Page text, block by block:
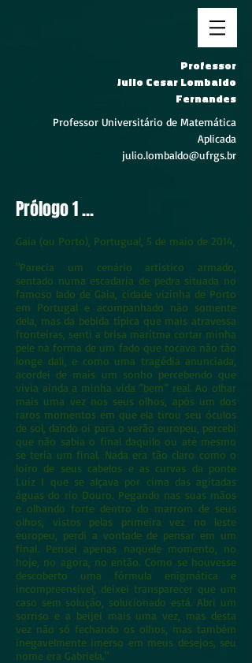
Professor
Julio Cesar Lombaldo
Fernandes
Professor Universitário de Matemática
Aplicada
julio.lombaldo@ufrgs.br
Prólogo 1 ...
Gaia (ou Porto), Portugual, 5 de maio de 2014,
"Parecia um cenário artístico armado,
sentado numa escadaria de pedra situada no
famoso lado de Gaia, cidade vizinha de Porto
em Portugal e acompanhado não somente
dela, mas da bebida típica que mais atravessa
fronteiras, senti a brisa marítma cortar minha
pele na forma de um fado que tocava não tão
longe dali, e como uma tragédia anunciada,
acordei de mais um sonho percebendo que
vivia ainda a minha vida “bem” real. Ao olhar
mais uma vez nos seus olhos, após um dos
raros momentos em que ela tirou seu óculos
de sol, dando oi para o verão europeu, percebi
que não sabia o final daquilo ou até mesmo
se teria um final. Nada era tão claro como o
loiro de seus cabelos e as curvas da ponte
Luiz I que se alçava por cima das agitadas
águas do rio Douro. Pegando nas suas mãos
e olhando forte dentro do marrom de seus
olhos, vistos pelas primeira vez no leste
europeu, perdi a vontade de pensar em um
final. Pensei apenas naquele momento, no
hoje, no agora, no então. Como se houvesse
descoberto uma fórmula enigmática e
incompreensível, deixei transparecer que um
caso sem solução, solucionado está. Abri um
sorriso e a beijei mais uma vez, mas desta
vez não só fechando os olhos, mas também
inegavelmente imerso em meus desejos, seu
nome era Gabriela."